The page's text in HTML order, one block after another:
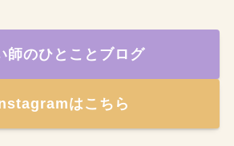
師のひとことブログ
はこちら